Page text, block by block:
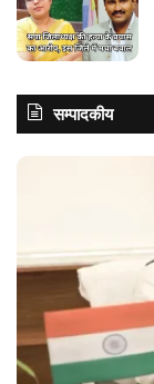
सम्पादकीय